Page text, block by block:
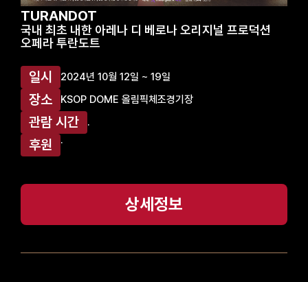
TURANDOT
국내 최초 내한 아레나 디 베로나 오리지널 프로덕션
오페라 투란도트
일시 2024년 10월 12일 ~ 19일
장소 KSOP DOME 올림픽체조경기장
관람 시간 .
후원 .
상세정보